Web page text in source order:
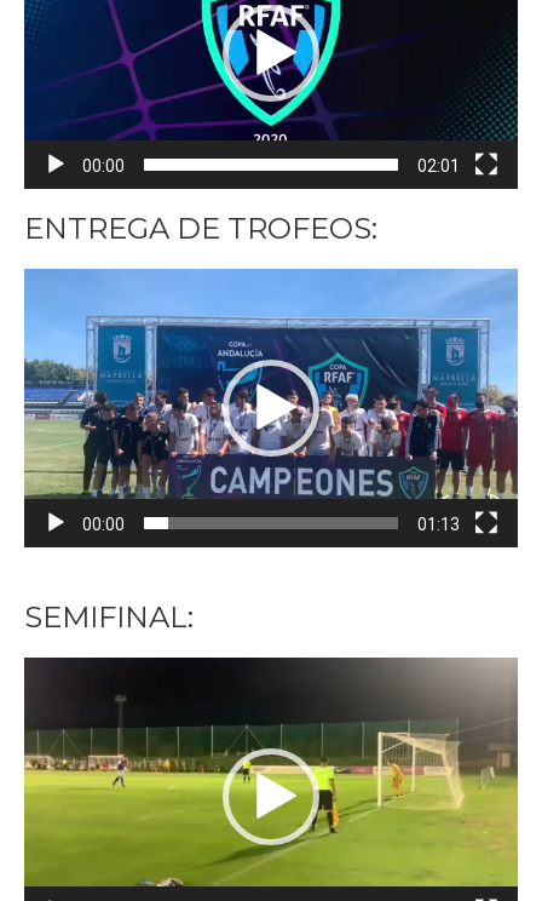
00:00 02:01
ENTREGA DE TROFEOS:
00:00 01:13
SEMIFINAL: